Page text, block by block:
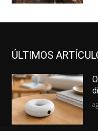
ÚLTIMOS